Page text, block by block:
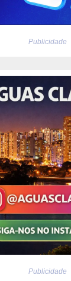
Publicidade
Publicidade